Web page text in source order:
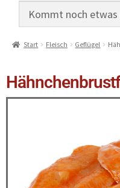
Start Fleisch Geflügel